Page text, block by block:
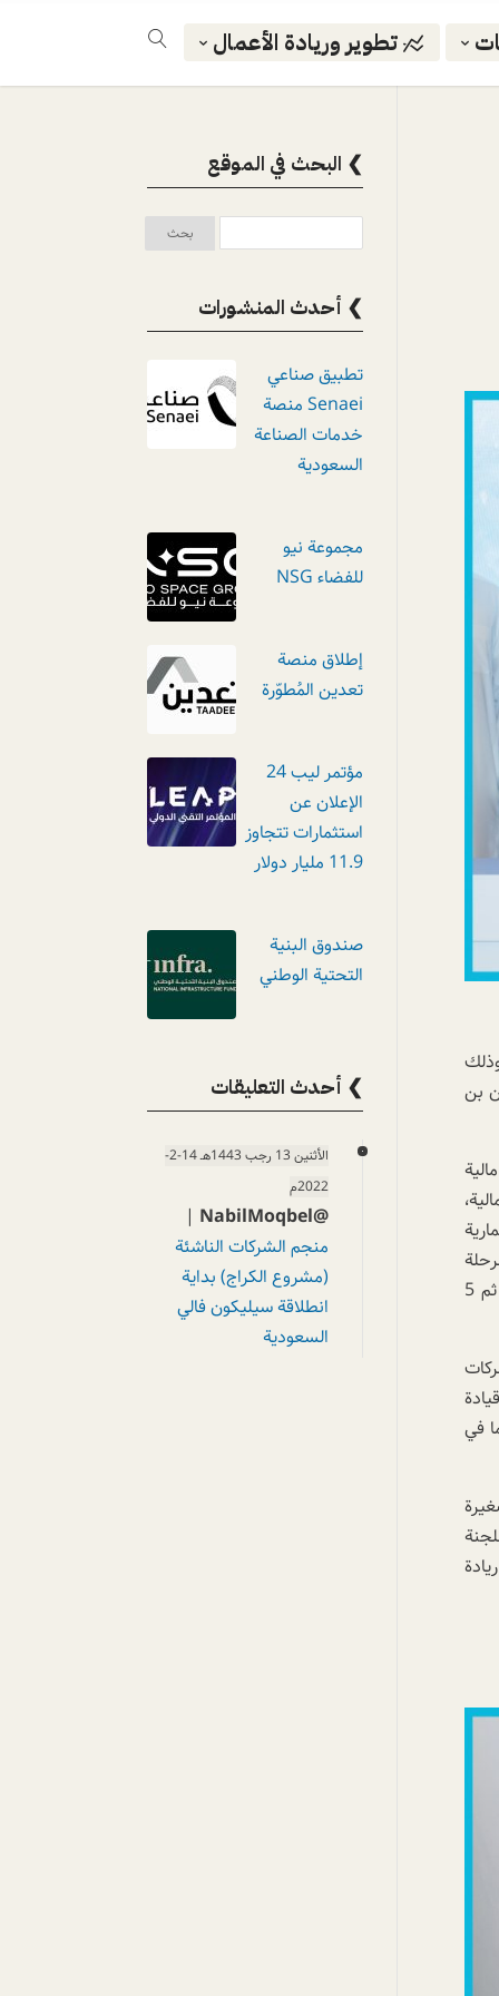
تطوير وريادة الأعمال
بن
الأولى إنشاء ستة صناديق استثمار جرئ برأس مال متوقع 500 مليون ريال، و سيتم إطلاق أول صندوق في المدينة المنورة ثم 5
في
ريادة
❯ البحث في الموقع
❯ أحدث المنشورات
تطبيق صناعي
Senaei منصة
خدمات الصناعة
السعودية
مجموعة نيو
للفضاء NSG
إطلاق منصة
تعدين المُطوّرة
مؤتمر ليب 24
الإعلان عن
استثمارات تتجاوز
11.9 مليار دولار
صندوق البنية
التحتية الوطني
❯ أحدث التعليقات
الأثنين 13 رجب 1443هـ 14-2-
2022م
@NabilMoqbel
|
منجم الشركات الناشئة
(مشروع الكراج) بداية
انطلاقة سيليكون فالي
السعودية